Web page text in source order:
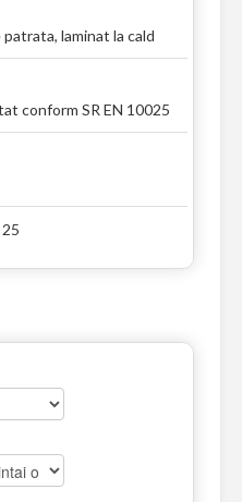
laminat la cald
conform SR EN 10025
25